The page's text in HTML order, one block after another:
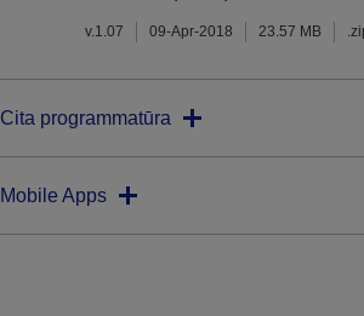
v.1.07 09-Apr-2018 23.57 MB
Cita programmatūra
Mobile Apps